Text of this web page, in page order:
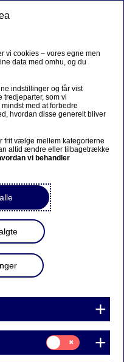
language. You will
stresstest for
med det
og Det
Risici (ESRB).
vi cookies – vores egne men
data med omhu, og du
indstillinger og får vist
tredjeparter, som vi
med at forbedre
hvordan disse generelt bliver
frit vælge mellem kategorierne
altid ændre eller tilbagetrække
vi behandler
Samtykke
til:
Statistik